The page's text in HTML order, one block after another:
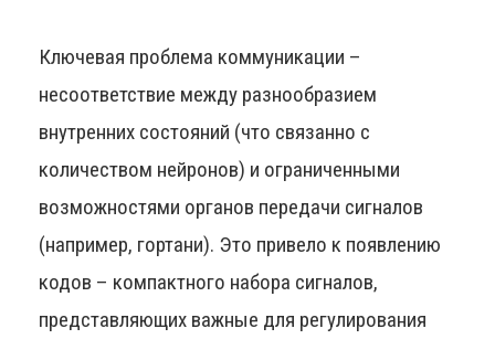
Ключевая проблема коммуникации –
несоответствие между разнообразием
внутренних состояний (что связанно с
количеством нейронов) и ограниченными
возможностями органов передачи сигналов
(например, гортани). Это привело к появлению
кодов – компактного набора сигналов,
представляющих важные для регулирования